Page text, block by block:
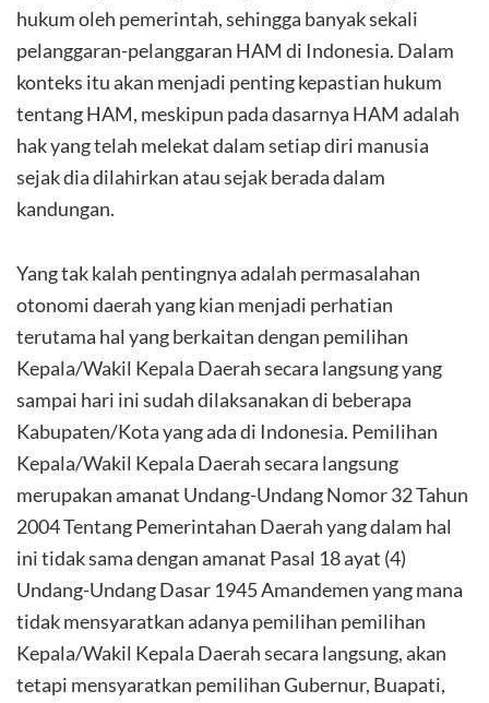
hukum oleh pemerintah, sehingga banyak sekali
pelanggaran-pelanggaran HAM di Indonesia. Dalam
konteks itu akan menjadi penting kepastian hukum
tentang HAM, meskipun pada dasarnya HAM adalah
hak yang telah melekat dalam setiap diri manusia
sejak dia dilahirkan atau sejak berada dalam
kandungan.
Yang tak kalah pentingnya adalah permasalahan
otonomi daerah yang kian menjadi perhatian
terutama hal yang berkaitan dengan pemilihan
Kepala/Wakil Kepala Daerah secara langsung yang
sampai hari ini sudah dilaksanakan di beberapa
Kabupaten/Kota yang ada di Indonesia. Pemilihan
Kepala/Wakil Kepala Daerah secara langsung
merupakan amanat Undang-Undang Nomor 32 Tahun
2004 Tentang Pemerintahan Daerah yang dalam hal
ini tidak sama dengan amanat Pasal 18 ayat (4)
Undang-Undang Dasar 1945 Amandemen yang mana
tidak mensyaratkan adanya pemilihan pemilihan
Kepala/Wakil Kepala Daerah secara langsung, akan
tetapi mensyaratkan pemilihan Gubernur, Buapati,